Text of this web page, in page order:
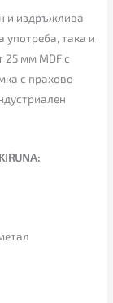
и издръжлива
употреба, така и
25 мм MDF с
с прахово